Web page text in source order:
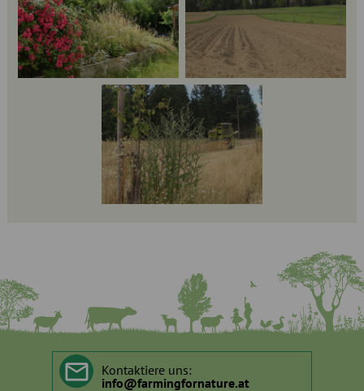
Kontaktiere uns:
info@farmingfornature.at